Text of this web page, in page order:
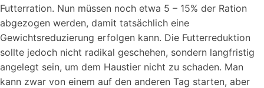
Futterration. Nun müssen noch etwa 5 – 15% der Ration
abgezogen werden, damit tatsächlich eine
Gewichtsreduzierung erfolgen kann. Die Futterreduktion
sollte jedoch nicht radikal geschehen, sondern langfristig
angelegt sein, um dem Haustier nicht zu schaden. Man
kann zwar von einem auf den anderen Tag starten, aber